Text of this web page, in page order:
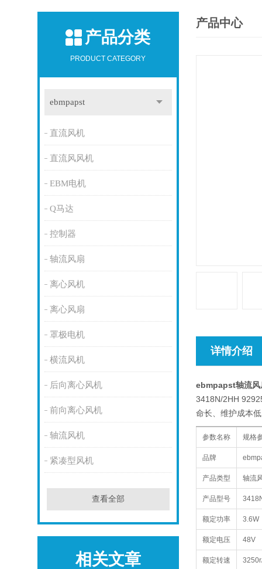
产品分类
PRODUCT CATEGORY
ebmpapst
直流风机
直流风风机
EBM电机
Q马达
控制器
轴流风扇
离心风机
离心风扇
罩极电机
横流风机
后向离心风机
前向离心风机
轴流风机
紧凑型风机
查看全部
相关文章
产品中心
详情介绍
ebmpapst轴流风
3418N/2HH
命长、维护成本
参数名称 规格
品牌
产品类型 轴流
产品型号
额定功率 3.6W
额定电压 48V
额定转速